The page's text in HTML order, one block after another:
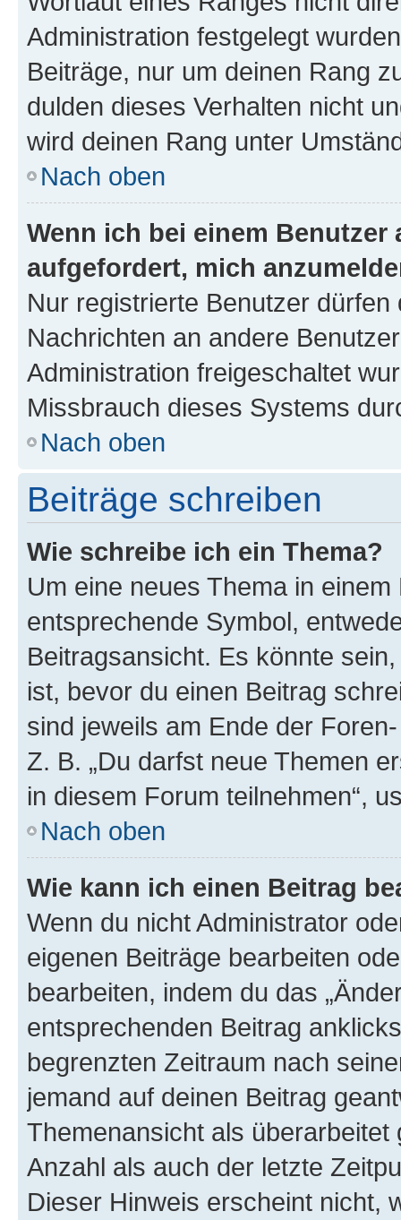
Administration festgelegt
Beiträge, nur um deinen Rang
dulden dieses Verhalten nicht
wird deinen Rang unter
Nach oben
Wenn ich bei einem
aufgefordert, mich
Nur registrierte Benutzer
Nachrichten an andere
Administration freigeschaltet
Missbrauch dieses Systems
Nach oben
Beiträge schreiben
Wie schreibe ich ein Thema?
Um eine neues Thema in
entsprechende Symbol,
Beitragsansicht. Es könnte
ist, bevor du einen Beitrag
sind jeweils am Ende der
Z. B. „Du darfst neue Themen
in diesem Forum teilnehmen“,
Nach oben
Wie kann ich einen Beitrag
Wenn du nicht Administrator
eigenen Beiträge bearbeiten
bearbeiten, indem du das
entsprechenden Beitrag
begrenzten Zeitraum nach
jemand auf deinen Beitrag
Themenansicht als
Anzahl als auch der letzte
Dieser Hinweis erscheint nicht,